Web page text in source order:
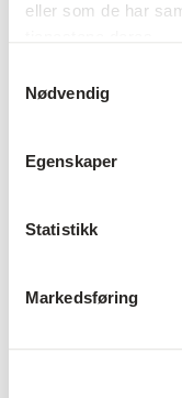
eller som de har
Nødvendig
Egenskaper
Statistikk
Markedsføring